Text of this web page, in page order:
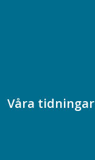
Våra tidningar